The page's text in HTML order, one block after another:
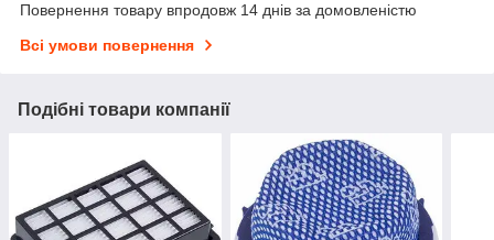
Повернення товару впродовж 14 днів за домовленістю
Всі умови повернення
Подібні товари компанії